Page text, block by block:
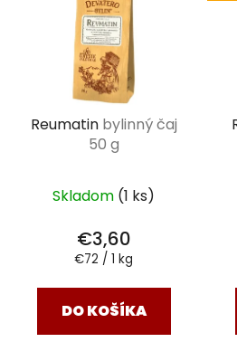
Reumatin bylinný čaj
50 g
Skladom (1 ks)
€3,60
Jednotková
€72 / 1 kg
DO KOŠÍKA